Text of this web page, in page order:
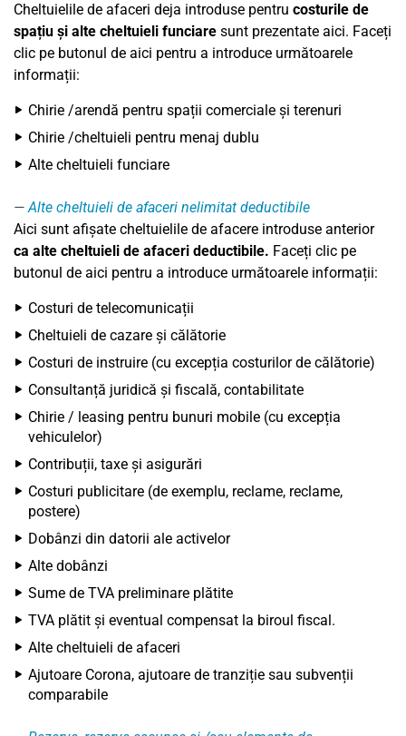
Cheltuielile de afaceri deja introduse pentru costurile de
spațiu și alte cheltuieli funciare sunt prezentate aici. Faceți
clic pe butonul de aici pentru a introduce următoarele
informații:
Chirie /arendă pentru spații comerciale și terenuri
Chirie /cheltuieli pentru menaj dublu
Alte cheltuieli funciare
Alte cheltuieli de afaceri nelimitat deductibile
Aici sunt afișate cheltuielile de afacere introduse anterior
ca alte cheltuieli de afaceri deductibile. Faceți clic pe
butonul de aici pentru a introduce următoarele informații:
Costuri de telecomunicații
Cheltuieli de cazare și călătorie
Costuri de instruire (cu excepția costurilor de călătorie)
Consultanță juridică și fiscală, contabilitate
Chirie / leasing pentru bunuri mobile (cu excepția
vehiculelor)
Contribuții, taxe și asigurări
Costuri publicitare (de exemplu, reclame, reclame,
postere)
Dobânzi din datorii ale activelor
Alte dobânzi
Sume de TVA preliminare plătite
TVA plătit și eventual compensat la biroul fiscal.
Alte cheltuieli de afaceri
Ajutoare Corona, ajutoare de tranziție sau subvenții
comparabile